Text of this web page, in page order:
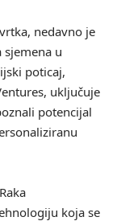
nedavno je
u
poticaj,
uključuje
potencijal
koja se